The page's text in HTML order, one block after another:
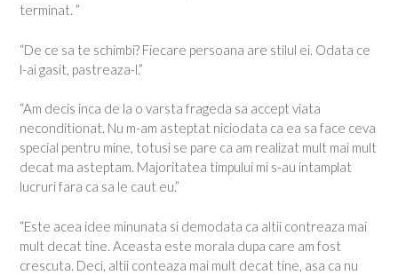
terminat. ”
“De ce sa te schimbi? Fiecare persoana are stilul ei. Odata ce
l-ai gasit, pastreaza-l.”
“Am decis inca de la o varsta frageda sa accept viata
neconditionat. Nu m-am asteptat niciodata ca ea sa face ceva
special pentru mine, totusi se pare ca am realizat mult mai mult
decat ma asteptam. Majoritatea timpului mi s-au intamplat
lucruri fara ca sa le caut eu.”
“Este acea idee minunata si demodata ca altii contreaza mai
mult decat tine. Aceasta este morala dupa care am fost
crescuta. Deci, altii conteaza mai mult decat tine, asa ca nu